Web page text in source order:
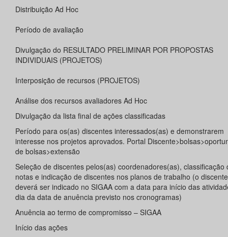
Distribuição Ad Hoc
Período de avaliação
Divulgação do RESULTADO PRELIMINAR POR PROPOSTAS
INDIVIDUAIS (PROJETOS)
Interposição de recursos (PROJETOS)
Análise dos recursos avaliadores Ad Hoc
Divulgação da lista final de ações classificadas
Período para os(as) discentes interessados(as) e demonstrarem
interesse nos projetos aprovados. Portal
de bolsas>extensão
Seleção de discentes pelos(as) coordenadores(as), classificação
notas e indicação de discentes nos planos de trabalho (o discente
deverá ser indicado no SIGAA com a data para início das
dia da data de anuência previsto nos cronogramas)
Anuência ao termo de compromisso – SIGAA
Início das ações